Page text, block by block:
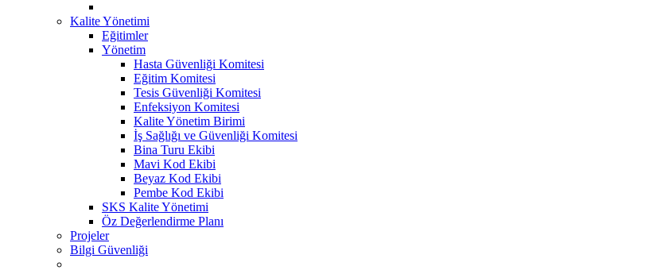
Kalite Yönetimi
Eğitimler
Yönetim
Hasta Güvenliği Komitesi
Eğitim Komitesi
Tesis Güvenliği Komitesi
Enfeksiyon Komitesi
Kalite Yönetim Birimi
İş Sağlığı ve Güvenliği Komitesi
Bina Turu Ekibi
Mavi Kod Ekibi
Beyaz Kod Ekibi
Pembe Kod Ekibi
SKS Kalite Yönetimi
Öz Değerlendirme Planı
Projeler
Bilgi Güvenliği